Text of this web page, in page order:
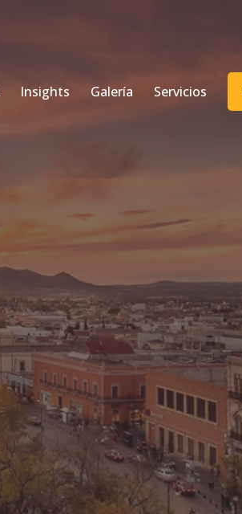
Insights Galería Servicios